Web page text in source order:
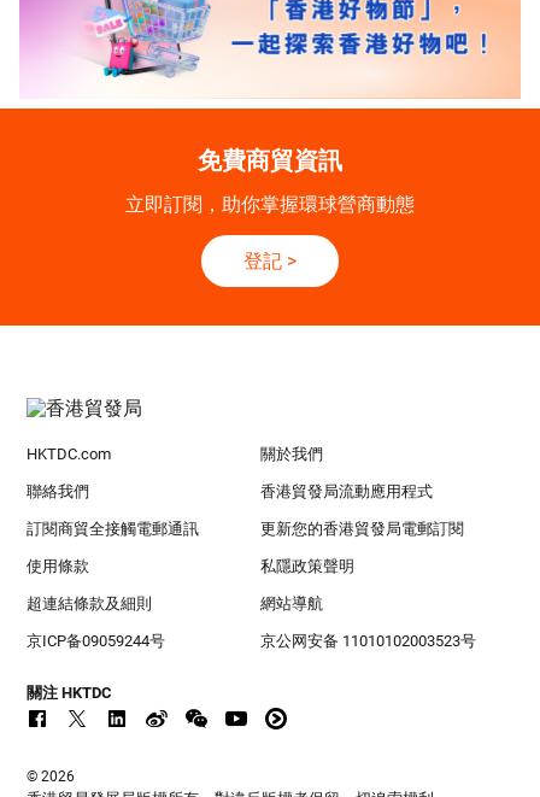
免費商貿資訊
立即訂閱，助你掌握環球營商動態
登記 >
HKTDC.com 關於我們
聯絡我們 香港貿發局流動應用程式
訂閱商貿全接觸電郵通訊 更新您的香港貿發局電郵訂閱
使用條款 私隱政策聲明
超連結條款及細則 網站導航
京ICP备09059244号 京公网安备 11010102003523号
關注 HKTDC
© 2026